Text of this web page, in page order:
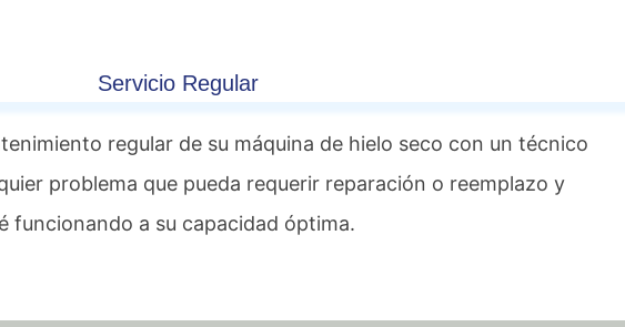
Servicio Regular
regular de su máquina de hielo seco con un técnico
problema que pueda requerir reparación o reemplazo y
funcionando a su capacidad óptima.